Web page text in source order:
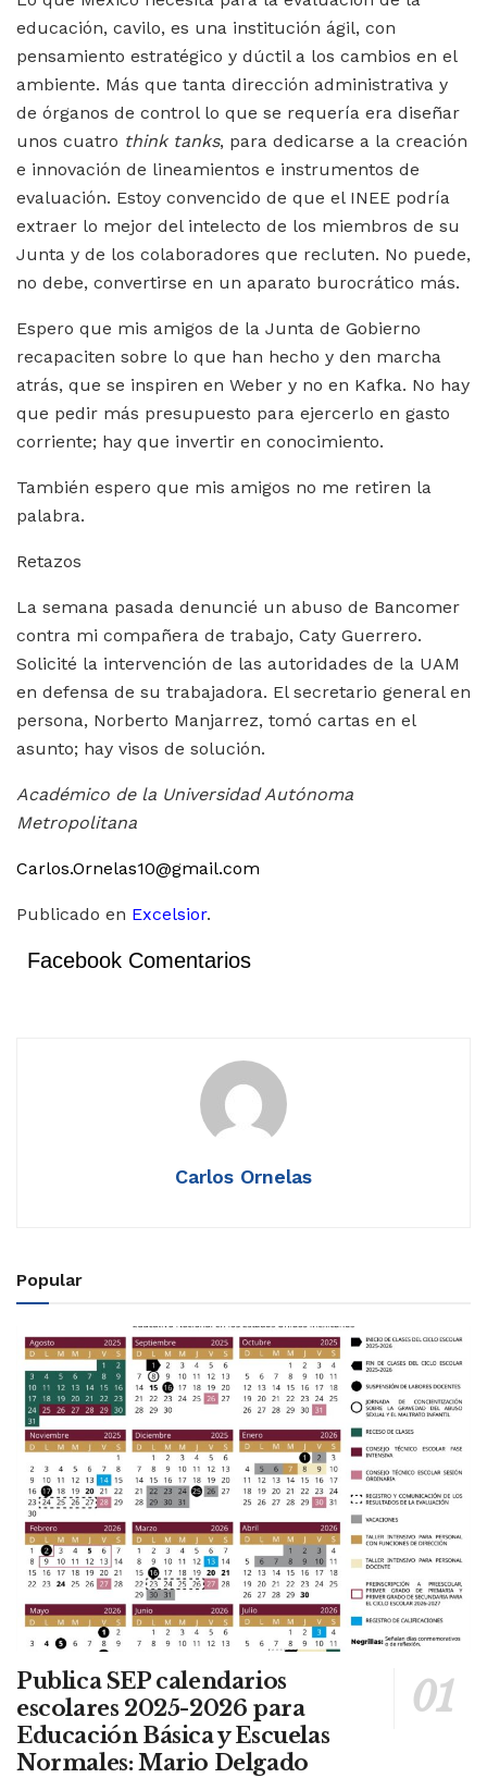
educación, cavilo, es una institución ágil, con
pensamiento estratégico y dúctil a los cambios en el
ambiente. Más que tanta dirección administrativa y
de órganos de control lo que se requería era diseñar
unos cuatro think tanks, para dedicarse a la creación
e innovación de lineamientos e instrumentos de
evaluación. Estoy convencido de que el INEE podría
extraer lo mejor del intelecto de los miembros de su
Junta y de los colaboradores que recluten. No puede,
no debe, convertirse en un aparato burocrático más.
Espero que mis amigos de la Junta de Gobierno
recapaciten sobre lo que han hecho y den marcha
atrás, que se inspiren en Weber y no en Kafka. No hay
que pedir más presupuesto para ejercerlo en gasto
corriente; hay que invertir en conocimiento.
También espero que mis amigos no me retiren la
palabra.
Retazos
La semana pasada denuncié un abuso de Bancomer
contra mi compañera de trabajo, Caty Guerrero.
Solicité la intervención de las autoridades de la UAM
en defensa de su trabajadora. El secretario general en
persona, Norberto Manjarrez, tomó cartas en el
asunto; hay visos de solución.
Académico de la Universidad Autónoma
Metropolitana
Carlos.Ornelas10@gmail.com
Publicado en Excelsior.
Facebook Comentarios
Carlos Ornelas
Popular
Publica SEP calendarios
escolares 2025-2026 para
Educación Básica y Escuelas
Normales: Mario Delgado